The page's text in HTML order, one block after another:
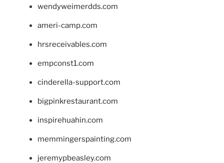
wendyweimerdds.com
ameri-camp.com
hrsreceivables.com
empconst1.com
cinderella-support.com
bigpinkrestaurant.com
inspirehuahin.com
memmingerspainting.com
jeremypbeasley.com